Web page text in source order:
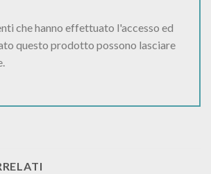
che hanno effettuato l'accesso ed
questo prodotto possono lasciare